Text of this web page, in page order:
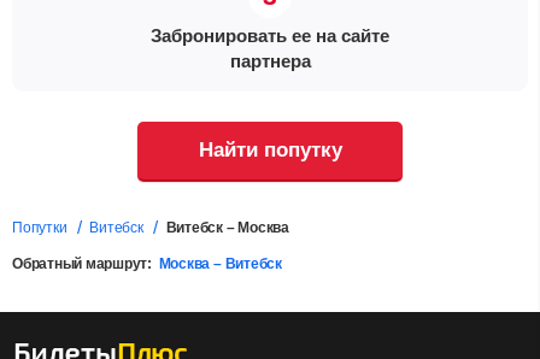
Забронировать ее на сайте
партнера
Найти попутку
Попутки Витебск Витебск – Москва
Обратный маршрут: Москва – Витебск